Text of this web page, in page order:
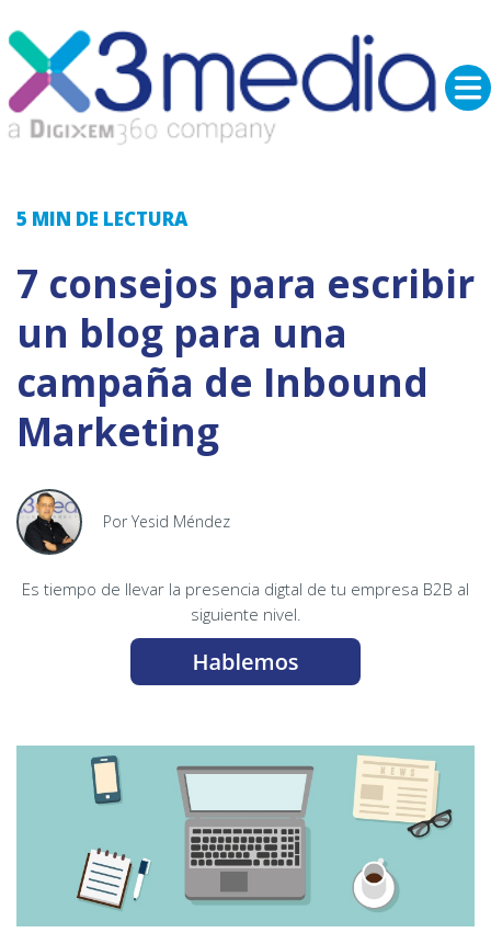
5 MIN DE LECTURA
7 consejos para escribir
un blog para una
campaña de Inbound
Marketing
Por Yesid Méndez
Es tiempo de llevar la presencia digtal de tu empresa B2B al
siguiente nivel.